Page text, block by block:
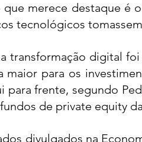
merece destaque é
tecnológicos
transformação digital
maior para os
para frente, segundo
de private equity
divulgados na